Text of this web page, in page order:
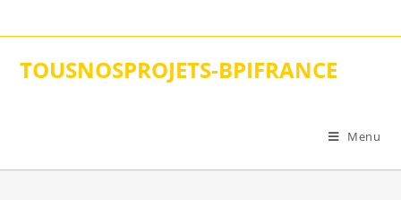
to
TOUSNOSPROJETS-BPIFRANCE
Menu